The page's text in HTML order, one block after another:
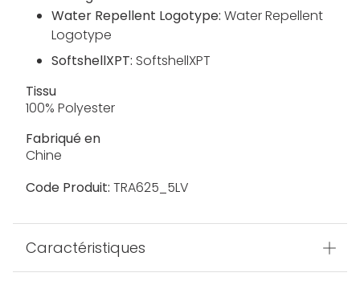
Water Repellent Logotype: Water Repellent
Logotype
SoftshellXPT: SoftshellXPT
Tissu
100% Polyester
Fabriqué en
Chine
Code Produit: TRA625_5LV
Caractéristiques